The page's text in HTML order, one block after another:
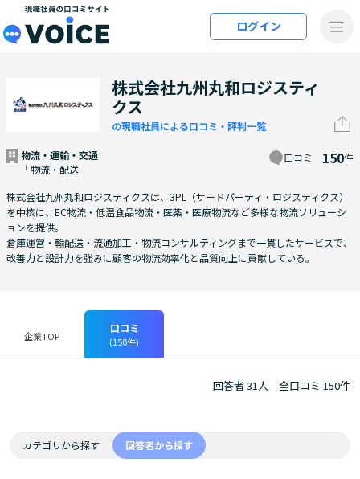
メインコンテンツにスキップ
ログイン
株式会社九州丸和ロジスティ
クス
の現職社員による口コミ・評判一覧
物流・運輸・交通
└物流・配送
口コミ 150件
株式会社九州丸和ロジスティクスは、3PL（サードパーティ・ロジスティクス）
を中核に、EC物流・低温食品物流・医薬・医療物流など多様な物流ソリューシ
ョンを提供。
倉庫運営・輸配送・流通加工・物流コンサルティングまで一貫したサービスで、
改善力と設計力を強みに顧客の物流効率化と品質向上に貢献している。
企業TOP
口コミ
(150件)
回答者 31人 全口コミ 150件
カテゴリから探す 回答者から探す